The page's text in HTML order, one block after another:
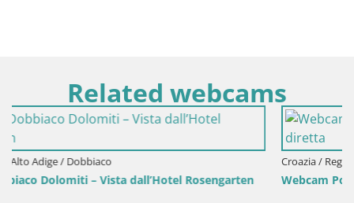
Related webcams
Croazia / Regione della Lika e di Segna / Segna
Webcam Porto di Segna – Frangiflutti e Faro in diretta